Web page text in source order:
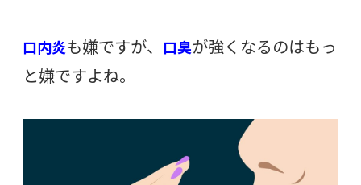
口内炎も嫌ですが、 口臭が強くなるのはもっ
と嫌ですよね。